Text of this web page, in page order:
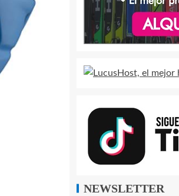
NEWSLETTER